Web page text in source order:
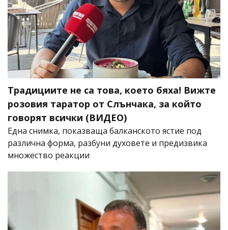
Традициите не са това, което бяха! Вижте
розовия таратор от Слънчака, за който
говорят всички (ВИДЕО)
Една снимка, показваща балканското ястие под
различна форма, разбуни духовете и предизвика
множество реакции